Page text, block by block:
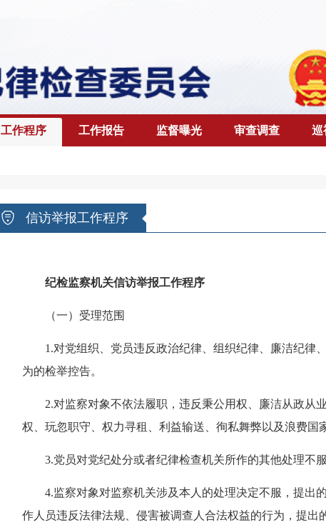
工作程序 工作报告 监督曝光 审查调查 巡
信访举报工作程序
纪检监察机关信访举报工作程序
（一）受理范围
1.对党组织、党员违反政治纪律、组织纪律、廉洁纪律
为的检举控告。
2.对监察对象不依法履职，违反秉公用权、廉洁从政从
权、玩忽职守、权力寻租、利益输送、徇私舞弊以及浪费国
3.党员对党纪处分或者纪律检查机关所作的其他处理不
4.监察对象对监察机关涉及本人的处理决定不服，提出
作人员违反法律法规、侵害被调查人合法权益的行为，提出